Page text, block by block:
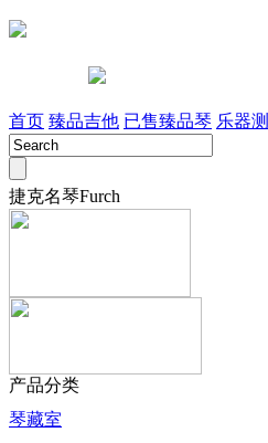
首页 臻品吉他 已售臻品琴 乐器
捷克名琴Furch
产品分类
琴藏室